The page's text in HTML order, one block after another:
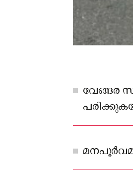
വേങ്ങര